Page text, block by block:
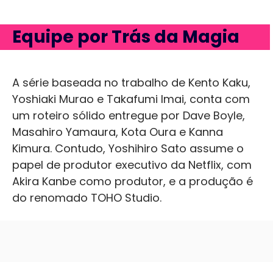
Equipe por Trás da Magia
A série baseada no trabalho de Kento Kaku,
Yoshiaki Murao e Takafumi Imai, conta com
um roteiro sólido entregue por Dave Boyle,
Masahiro Yamaura, Kota Oura e Kanna
Kimura. Contudo, Yoshihiro Sato assume o
papel de produtor executivo da Netflix, com
Akira Kanbe como produtor, e a produção é
do renomado TOHO Studio.